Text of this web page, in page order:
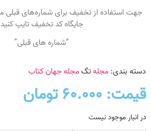
جایگاه کد تخفیف تایپ کنید
“شماره های قبلی”
دسته بندی: مجله تگ مجله جهان کتاب
قیمت: ۶۰.۰۰۰ تومان
در انبار موجود نیست